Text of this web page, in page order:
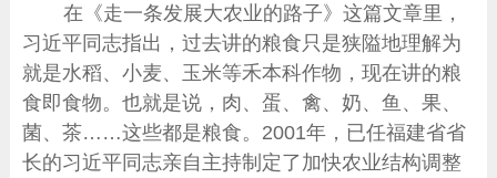
在《走一条发展大农业的路子》这篇文章里，
习近平同志指出，过去讲的粮食只是狭隘地理解为
就是水稻、小麦、玉米等禾本科作物，现在讲的粮
食即食物。也就是说，肉、蛋、禽、奶、鱼、果、
菌、茶……这些都是粮食。2001年，已任福建省省
长的习近平同志亲自主持制定了加快农业结构调整